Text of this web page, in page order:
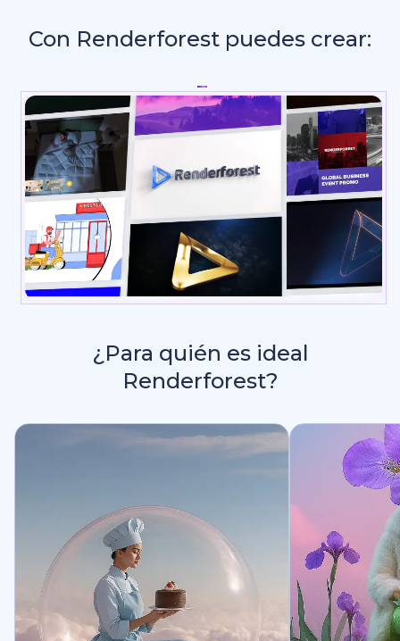
Con Renderforest puedes crear:
Intros y
¿Para quién es ideal
Renderforest?